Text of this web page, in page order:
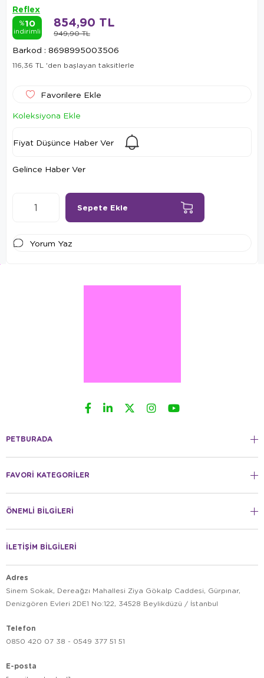
Reflex
%10
indirimli 949,90 TL
854,90 TL
Barkod : 8698995003506
116,36 TL 'den başlayan taksitlerle
Favorilere Ekle
Koleksiyona Ekle
Fiyat Düşünce Haber Ver
Gelince Haber Ver
Yorum Yaz
PETBURADA
FAVORİ KATEGORİLER
ÖNEMLİ BİLGİLERİ
İLETİŞİM BİLGİLERİ
Adres
Sinem Sokak, Dereağzı Mahallesi Ziya Gökalp Caddesi, Gürpınar,
Denizgören Evleri 2DE1 No:122, 34528 Beylikdüzü / İstanbul
Telefon
0850 420 07 38 - 0549 377 51 51
E-posta